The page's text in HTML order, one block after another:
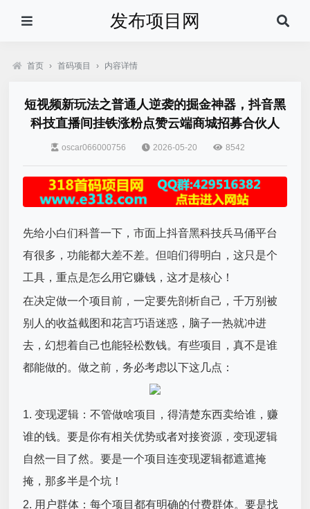
发布项目网
首页 › 首码项目 › 内容详情
短视频新玩法之普通人逆袭的掘金神器，抖音黑
科技直播间挂铁涨粉点赞云端商城招募合伙人
oscar066000756 2026-05-20 8542
先给小白们科普一下，市面上抖音黑科技兵马俑平台
有很多，功能都大差不差。但咱们得明白，这只是个
工具，重点是怎么用它赚钱，这才是核心！
在决定做一个项目前，一定要先剖析自己，千万别被
别人的收益截图和花言巧语迷惑，脑子一热就冲进
去，幻想着自己也能轻松数钱。有些项目，真不是谁
都能做的。做之前，务必考虑以下这几点：
1. 变现逻辑：不管做啥项目，得清楚东西卖给谁，赚
谁的钱。要是你有相关优势或者对接资源，变现逻辑
自然一目了然。要是一个项目连变现逻辑都遮遮掩
掩，那多半是个坑！
2. 用户群体：每个项目都有明确的付费群体。要是找